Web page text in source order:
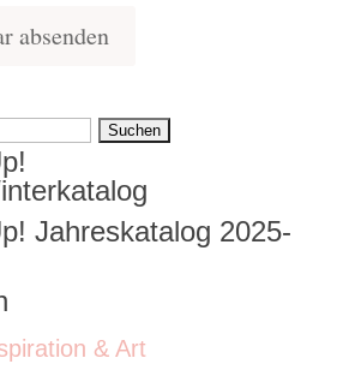
Jahreskatalog 2025-
& Art